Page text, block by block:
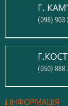
Г.
(098)
(050)
ІНФОРМАЦІЯ